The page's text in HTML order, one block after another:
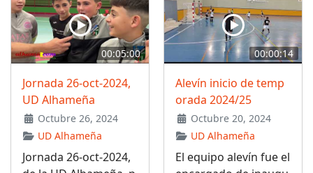
00:05:00
Jornada 26-oct-2024,
UD Alhameña
Octubre 26, 2024
UD Alhameña
Jornada 26-oct-2024,
00:00:14
Alevín inicio de temp
orada 2024/25
Octubre 20, 2024
UD Alhameña
El equipo alevín fue el